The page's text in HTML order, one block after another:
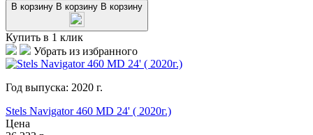
В корзину В корзину В корзину
Купить в 1 клик
Убрать из избранного
Год выпуска: 2020 г.
Stels Navigator 460 MD 24' ( 2020г.)
Цена